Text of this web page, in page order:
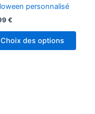
personnalisé
€
Choix des options